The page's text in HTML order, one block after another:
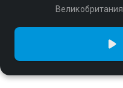
Великобритания